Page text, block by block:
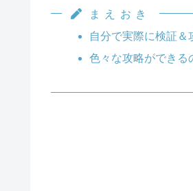
まえおき
自分で実際に検証＆
色々な攻略ができる